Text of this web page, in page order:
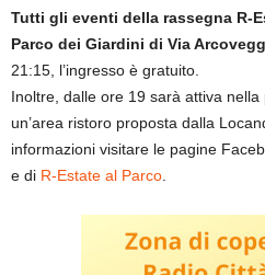
Tutti gli eventi della rassegna R-
Parco dei Giardini di Via
21:15, l’ingresso è gratuito.
Inoltre, dalle ore 19 sarà attiva nella
un’area ristoro proposta dalla
informazioni visitare le pagine
e di R-Estate al Parco.